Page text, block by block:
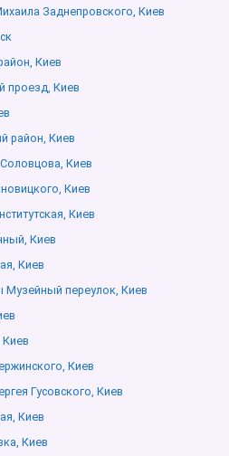
Заднепровского, Киев
Киев
проезд, Киев
район, Киев
Киев
Киев
Киев
Киев
Киев
Музейный переулок, Киев
Киев
Гусовского, Киев
Киев
Киев